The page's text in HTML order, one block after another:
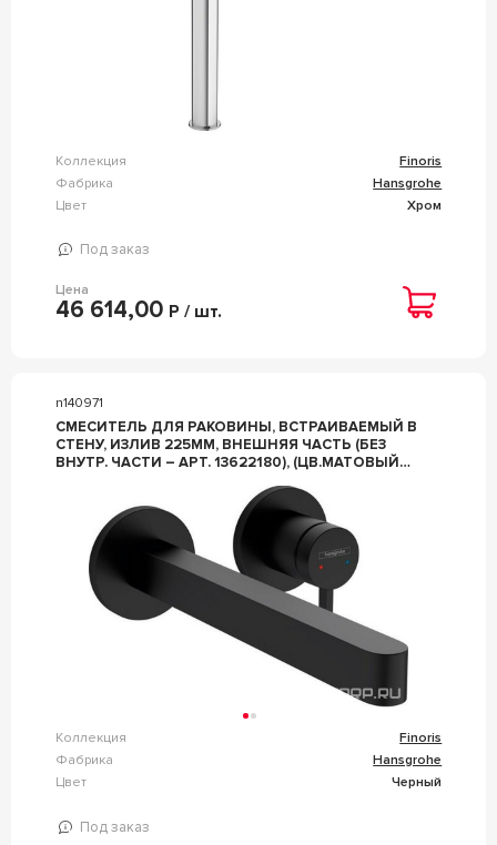
Коллекция
Finoris
Фабрика
Hansgrohe
Цвет
Хром
Под заказ
Цена
46 614,00 Р / шт.
n140971
СМЕСИТЕЛЬ ДЛЯ РАКОВИНЫ, ВСТРАИВАЕМЫЙ В
СТЕНУ, ИЗЛИВ 225ММ, ВНЕШНЯЯ ЧАСТЬ (БЕЗ
ВНУТР. ЧАСТИ – АРТ. 13622180), (ЦВ.МАТОВЫЙ
Коллекция
Finoris
Фабрика
Hansgrohe
Цвет
Черный
Под заказ